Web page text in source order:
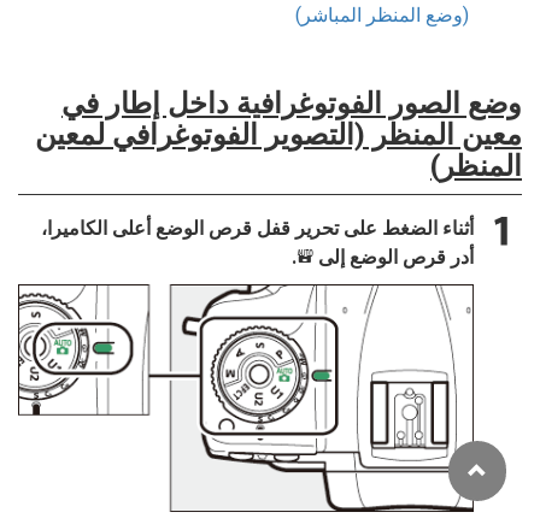
(وضع المنظر المباشر)
وضع الصور الفوتوغرافية داخل إطار في
معين المنظر (التصوير الفوتوغرافي لمعين
المنظر)
أثناء الضغط على تحرير قفل قرص الوضع أعلى الكاميرا،
أدر قرص الوضع إلى b
.